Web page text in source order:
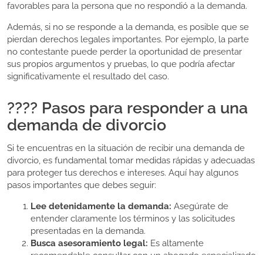
favorables para la persona que no respondió a la demanda.
Además, si no se responde a la demanda, es posible que se
pierdan derechos legales importantes. Por ejemplo, la parte
no contestante puede perder la oportunidad de presentar
sus propios argumentos y pruebas, lo que podría afectar
significativamente el resultado del caso.
???? Pasos para responder a una
demanda de divorcio
Si te encuentras en la situación de recibir una demanda de
divorcio, es fundamental tomar medidas rápidas y adecuadas
para proteger tus derechos e intereses. Aquí hay algunos
pasos importantes que debes seguir:
Lee detenidamente la demanda: Asegúrate de
entender claramente los términos y las solicitudes
presentadas en la demanda.
Busca asesoramiento legal: Es altamente